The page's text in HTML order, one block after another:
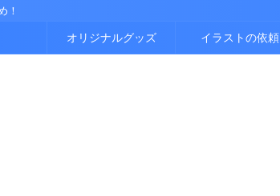
！
オリジナルグッズ イラストの依頼